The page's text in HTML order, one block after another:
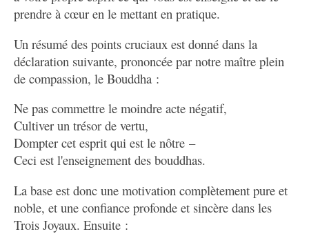
prendre à cœur en le mettant en pratique.
Un résumé des points cruciaux est donné dans la
déclaration suivante, prononcée par notre maître plein
de compassion, le Bouddha :
Ne pas commettre le moindre acte négatif,
Cultiver un trésor de vertu,
Dompter cet esprit qui est le nôtre –
Ceci est l'enseignement des bouddhas.
La base est donc une motivation complètement pure et
noble, et une confiance profonde et sincère dans les
Trois Joyaux. Ensuite :